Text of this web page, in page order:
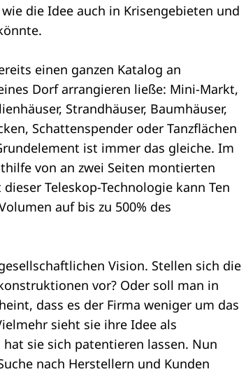
die Idee auch in Krisengebieten und
einen ganzen Katalog an
Dorf arrangieren ließe: Mini-Markt,
Strandhäuser, Baumhäuser,
Schattenspender oder Tanzflächen
ist immer das gleiche. Im
von an zwei Seiten montierten
Teleskop-Technologie kann Ten
auf bis zu 500% des
Vision. Stellen sich die
vor? Oder soll man in
dass es der Firma weniger um das
sieht sie ihre Idee als
sie sich patentieren lassen. Nun
nach Herstellern und Kunden